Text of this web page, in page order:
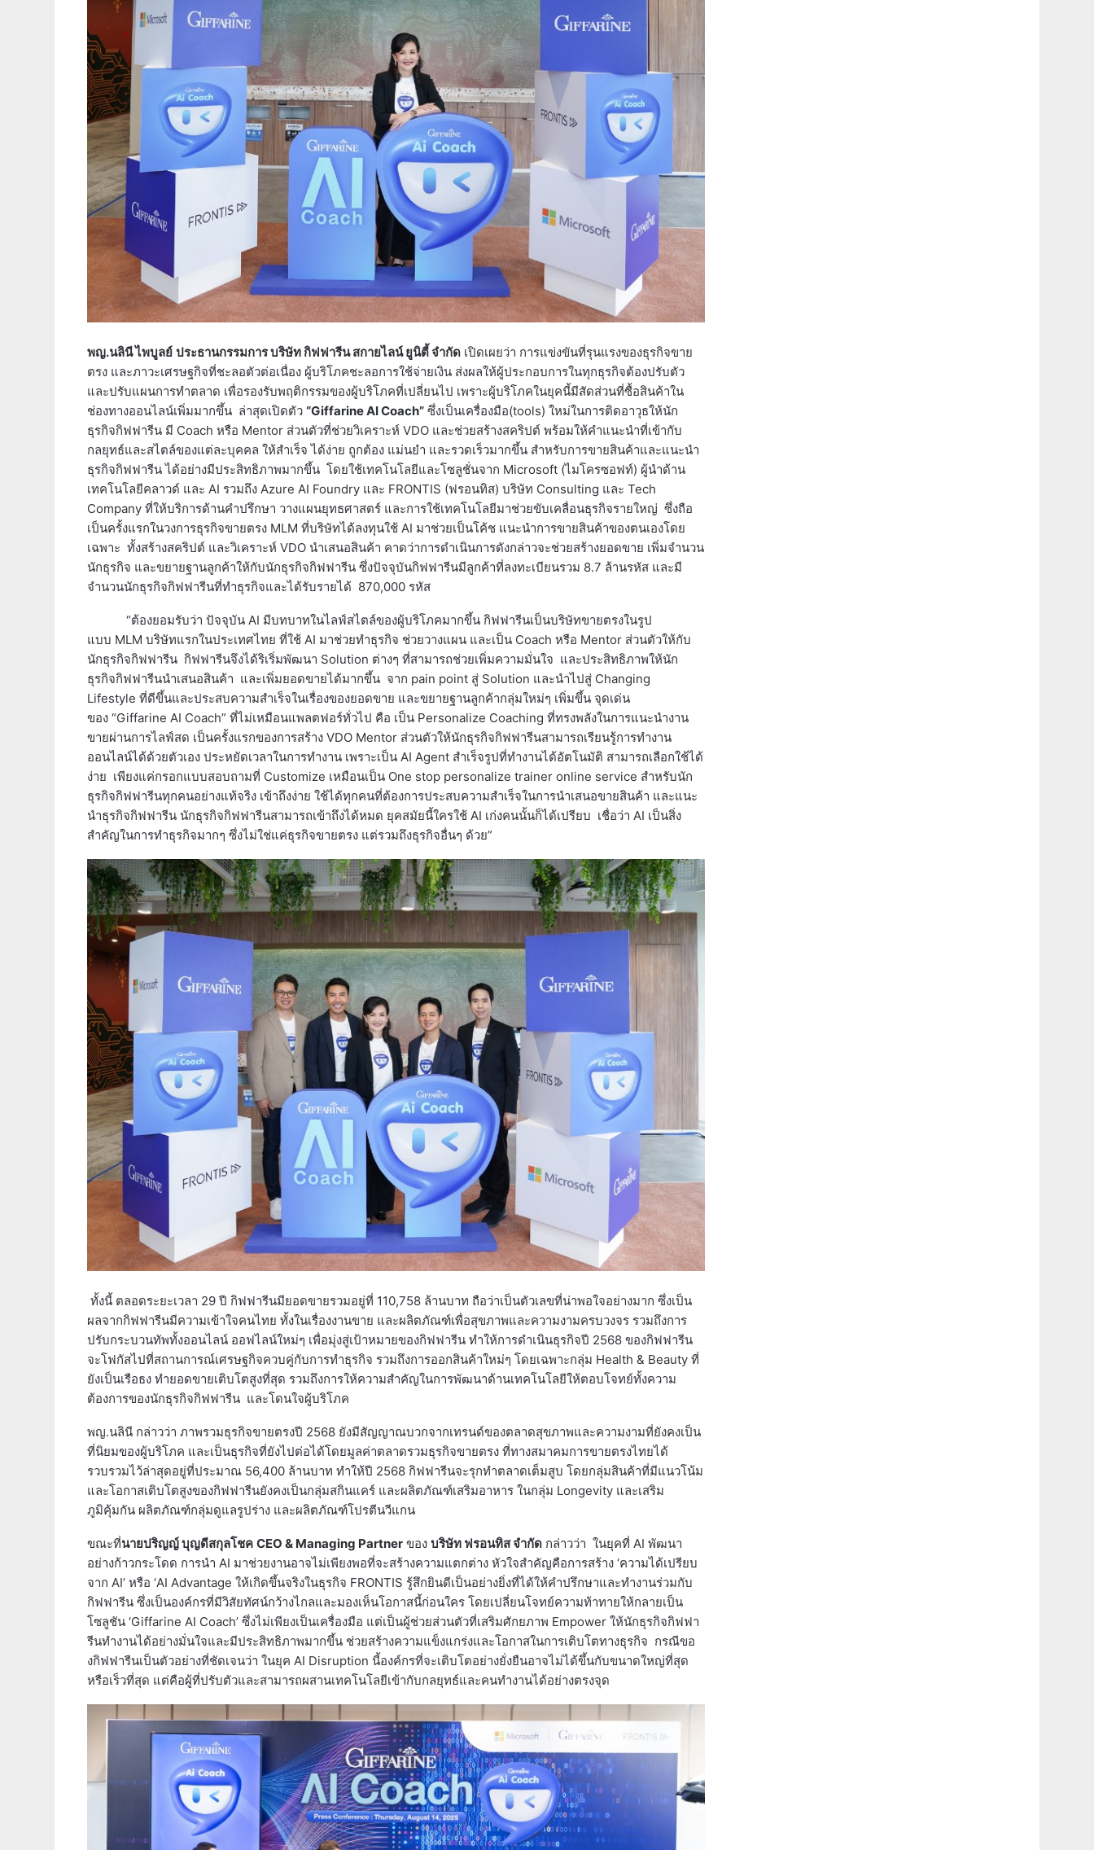
พญ.นลินี ไพบูลย์ ประธานกรรมการ บริษัท กิฟฟารีน สกายไลน์ ยูนิตี้ จำกัด เปิดเผยว่า การแข่งขันที่รุนแรงของธุรกิจขาย
ตรง และภาวะเศรษฐกิจที่ชะลอตัวต่อเนื่อง ผู้บริโภคชะลอการใช้จ่ายเงิน ส่งผลให้ผู้ประกอบการในทุกธุรกิจต้องปรับตัว
และปรับแผนการทำตลาด เพื่อรองรับพฤติกรรมของผู้บริโภคที่เปลี่ยนไป เพราะผู้บริโภคในยุคนี้มีสัดส่วนที่ซื้อสินค้าใน
ช่องทางออนไลน์เพิ่มมากขึ้น ล่าสุดเปิดตัว “Giffarine AI Coach” ซึ่งเป็นเครื่องมือ(tools) ใหม่ในการติดอาวุธให้นัก
ธุรกิจกิฟฟารีน มี Coach หรือ Mentor ส่วนตัวที่ช่วยวิเคราะห์ VDO และช่วยสร้างสคริปต์ พร้อมให้คำแนะนำที่เข้ากับ
กลยุทธ์และสไตล์ของแต่ละบุคคล ให้สำเร็จ ได้ง่าย ถูกต้อง แม่นยำ และรวดเร็วมากขึ้น สำหรับการขายสินค้าและแนะนำ
ธุรกิจกิฟฟารีน ได้อย่างมีประสิทธิภาพมากขึ้น โดยใช้เทคโนโลยีและโซลูชั่นจาก Microsoft (ไมโครซอฟท์) ผู้นำด้าน
เทคโนโลยีคลาวด์ และ AI รวมถึง Azure AI Foundry และ FRONTIS (ฟรอนทิส) บริษัท Consulting และ Tech
Company ที่ให้บริการด้านคำปรึกษา วางแผนยุทธศาสตร์ และการใช้เทคโนโลยีมาช่วยขับเคลื่อนธุรกิจรายใหญ่ ซึ่งถือ
เป็นครั้งแรกในวงการธุรกิจขายตรง MLM ที่บริษัทได้ลงทุนใช้ AI มาช่วยเป็นโค้ช แนะนำการขายสินค้าของตนเองโดย
เฉพาะ ทั้งสร้างสคริปต์ และวิเคราะห์ VDO นำเสนอสินค้า คาดว่าการดำเนินการดังกล่าวจะช่วยสร้างยอดขาย เพิ่มจำนวน
นักธุรกิจ และขยายฐานลูกค้าให้กับนักธุรกิจกิฟฟารีน ซึ่งปัจจุบันกิฟฟารีนมีลูกค้าที่ลงทะเบียนรวม 8.7 ล้านรหัส และมี
จำนวนนักธุรกิจกิฟฟารีนที่ทำธุรกิจและได้รับรายได้ 870,000 รหัส
“ต้องยอมรับว่า ปัจจุบัน AI มีบทบาทในไลฟ์สไตล์ของผู้บริโภคมากขึ้น กิฟฟารีนเป็นบริษัทขายตรงในรูป
แบบ MLM บริษัทแรกในประเทศไทย ที่ใช้ AI มาช่วยทำธุรกิจ ช่วยวางแผน และเป็น Coach หรือ Mentor ส่วนตัวให้กับ
นักธุรกิจกิฟฟารีน กิฟฟารีนจึงได้ริเริ่มพัฒนา Solution ต่างๆ ที่สามารถช่วยเพิ่มความมั่นใจ และประสิทธิภาพให้นัก
ธุรกิจกิฟฟารีนนำเสนอสินค้า และเพิ่มยอดขายได้มากขึ้น จาก pain point สู่ Solution และนำไปสู่ Changing
Lifestyle ที่ดีขึ้นและประสบความสำเร็จในเรื่องของยอดขาย และขยายฐานลูกค้ากลุ่มใหม่ๆ เพิ่มขึ้น จุดเด่น
ของ “Giffarine AI Coach” ที่ไม่เหมือนแพลตฟอร์ทั่วไป คือ เป็น Personalize Coaching ที่ทรงพลังในการแนะนำงาน
ขายผ่านการไลฟ์สด เป็นครั้งแรกของการสร้าง VDO Mentor ส่วนตัวให้นักธุรกิจกิฟฟารีนสามารถเรียนรู้การทำงาน
ออนไลน์ได้ด้วยตัวเอง ประหยัดเวลาในการทำงาน เพราะเป็น AI Agent สำเร็จรูปที่ทำงานได้อัตโนมัติ สามารถเลือกใช้ได้
ง่าย เพียงแค่กรอกแบบสอบถามที่ Customize เหมือนเป็น One stop personalize trainer online service สำหรับนัก
ธุรกิจกิฟฟารีนทุกคนอย่างแท้จริง เข้าถึงง่าย ใช้ได้ทุกคนที่ต้องการประสบความสำเร็จในการนำเสนอขายสินค้า และแนะ
นำธุรกิจกิฟฟารีน นักธุรกิจกิฟฟารีนสามารถเข้าถึงได้หมด ยุคสมัยนี้ใครใช้ AI เก่งคนนั้นก็ได้เปรียบ เชื่อว่า AI เป็นสิ่ง
สำคัญในการทำธุรกิจมากๆ ซึ่งไม่ใช่แค่ธุรกิจขายตรง แต่รวมถึงธุรกิจอื่นๆ ด้วย”
ทั้งนี้ ตลอดระยะเวลา 29 ปี กิฟฟารีนมียอดขายรวมอยู่ที่ 110,758 ล้านบาท ถือว่าเป็นตัวเลขที่น่าพอใจอย่างมาก ซึ่งเป็น
ผลจากกิฟฟารีนมีความเข้าใจคนไทย ทั้งในเรื่องงานขาย และผลิตภัณฑ์เพื่อสุขภาพและความงามครบวงจร รวมถึงการ
ปรับกระบวนทัพทั้งออนไลน์ ออฟไลน์ใหม่ๆ เพื่อมุ่งสู่เป้าหมายของกิฟฟารีน ทำให้การดำเนินธุรกิจปี 2568 ของกิฟฟารีน
จะโฟกัสไปที่สถานการณ์เศรษฐกิจควบคู่กับการทำธุรกิจ รวมถึงการออกสินค้าใหม่ๆ โดยเฉพาะกลุ่ม Health & Beauty ที่
ยังเป็นเรือธง ทำยอดขายเติบโตสูงที่สุด รวมถึงการให้ความสำคัญในการพัฒนาด้านเทคโนโลยีให้ตอบโจทย์ทั้งความ
ต้องการของนักธุรกิจกิฟฟารีน และโดนใจผู้บริโภค
พญ.นลินี กล่าวว่า ภาพรวมธุรกิจขายตรงปี 2568 ยังมีสัญญาณบวกจากเทรนด์ของตลาดสุขภาพและความงามที่ยังคงเป็น
ที่นิยมของผู้บริโภค และเป็นธุรกิจที่ยังไปต่อได้โดยมูลค่าตลาดรวมธุรกิจขายตรง ที่ทางสมาคมการขายตรงไทยได้
รวบรวมไว้ล่าสุดอยู่ที่ประมาณ 56,400 ล้านบาท ทำให้ปี 2568 กิฟฟารีนจะรุกทำตลาดเต็มสูบ โดยกลุ่มสินค้าที่มีแนวโน้ม
และโอกาสเติบโตสูงของกิฟฟารีนยังคงเป็นกลุ่มสกินแคร์ และผลิตภัณฑ์เสริมอาหาร ในกลุ่ม Longevity และเสริม
ภูมิคุ้มกัน ผลิตภัณฑ์กลุ่มดูแลรูปร่าง และผลิตภัณฑ์โปรตีนวีแกน
ขณะที่นายปริญญ์ บุญดีสกุลโชค CEO & Managing Partner ของ บริษัท ฟรอนทิส จำกัด กล่าวว่า ในยุคที่ AI พัฒนา
อย่างก้าวกระโดด การนำ AI มาช่วยงานอาจไม่เพียงพอที่จะสร้างความแตกต่าง หัวใจสำคัญคือการสร้าง ‘ความได้เปรียบ
จาก AI’ หรือ ‘AI Advantage ให้เกิดขึ้นจริงในธุรกิจ FRONTIS รู้สึกยินดีเป็นอย่างยิ่งที่ได้ให้คำปรึกษาและทำงานร่วมกับ
กิฟฟารีน ซึ่งเป็นองค์กรที่มีวิสัยทัศน์กว้างไกลและมองเห็นโอกาสนี้ก่อนใคร โดยเปลี่ยนโจทย์ความท้าทายให้กลายเป็น
โซลูชัน ‘Giffarine AI Coach’ ซึ่งไม่เพียงเป็นเครื่องมือ แต่เป็นผู้ช่วยส่วนตัวที่เสริมศักยภาพ Empower ให้นักธุรกิจกิฟฟา
รีนทำงานได้อย่างมั่นใจและมีประสิทธิภาพมากขึ้น ช่วยสร้างความแข็งแกร่งและโอกาสในการเติบโตทางธุรกิจ กรณีขอ
งกิฟฟารีนเป็นตัวอย่างที่ชัดเจนว่า ในยุค AI Disruption นี้องค์กรที่จะเติบโตอย่างยั่งยืนอาจไม่ได้ขึ้นกับขนาดใหญ่ที่สุด
หรือเร็วที่สุด แต่คือผู้ที่ปรับตัวและสามารถผสานเทคโนโลยีเข้ากับกลยุทธ์และคนทำงานได้อย่างตรงจุด